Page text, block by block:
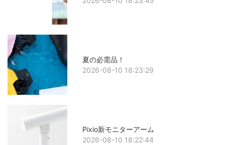
夏の必需品！
2026-08-10 18:23:29
Pixio新モニターアーム
2026-08-10 18:22:44